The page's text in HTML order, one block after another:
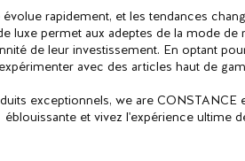
rapidement, et les tendances
luxe permet aux adeptes de la mode de
de leur investissement. En optant
avec des articles haut de
exceptionnels, we are
éblouissante et vivez l'expérience ultime